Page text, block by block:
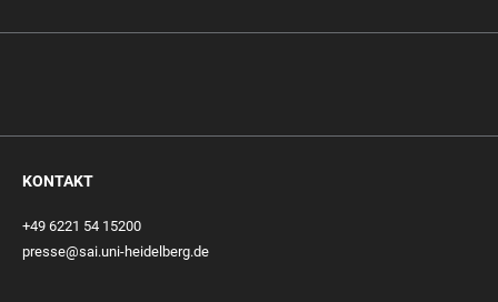
KONTAKT
+49 6221 54 15200
presse@sai.uni-heidelberg.de